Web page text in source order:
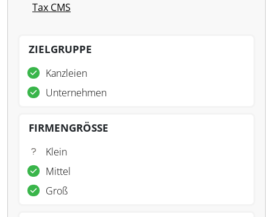
Tax CMS
ZIELGRUPPE
Kanzleien
Unternehmen
FIRMENGRÖSSE
Klein
Mittel
Groß